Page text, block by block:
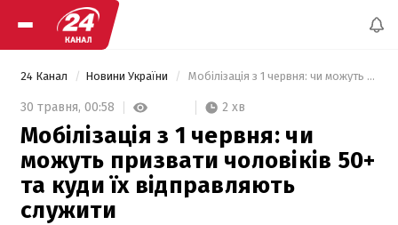
24 Канал Новини України Мобілізація з 1 червня: чи можуть призвати чоловіків 50+ та куди їх відправляють служити
30 травня, 00:58 2 хв
Мобілізація з 1 червня: чи
можуть призвати чоловіків 50+
та куди їх відправляють
служити